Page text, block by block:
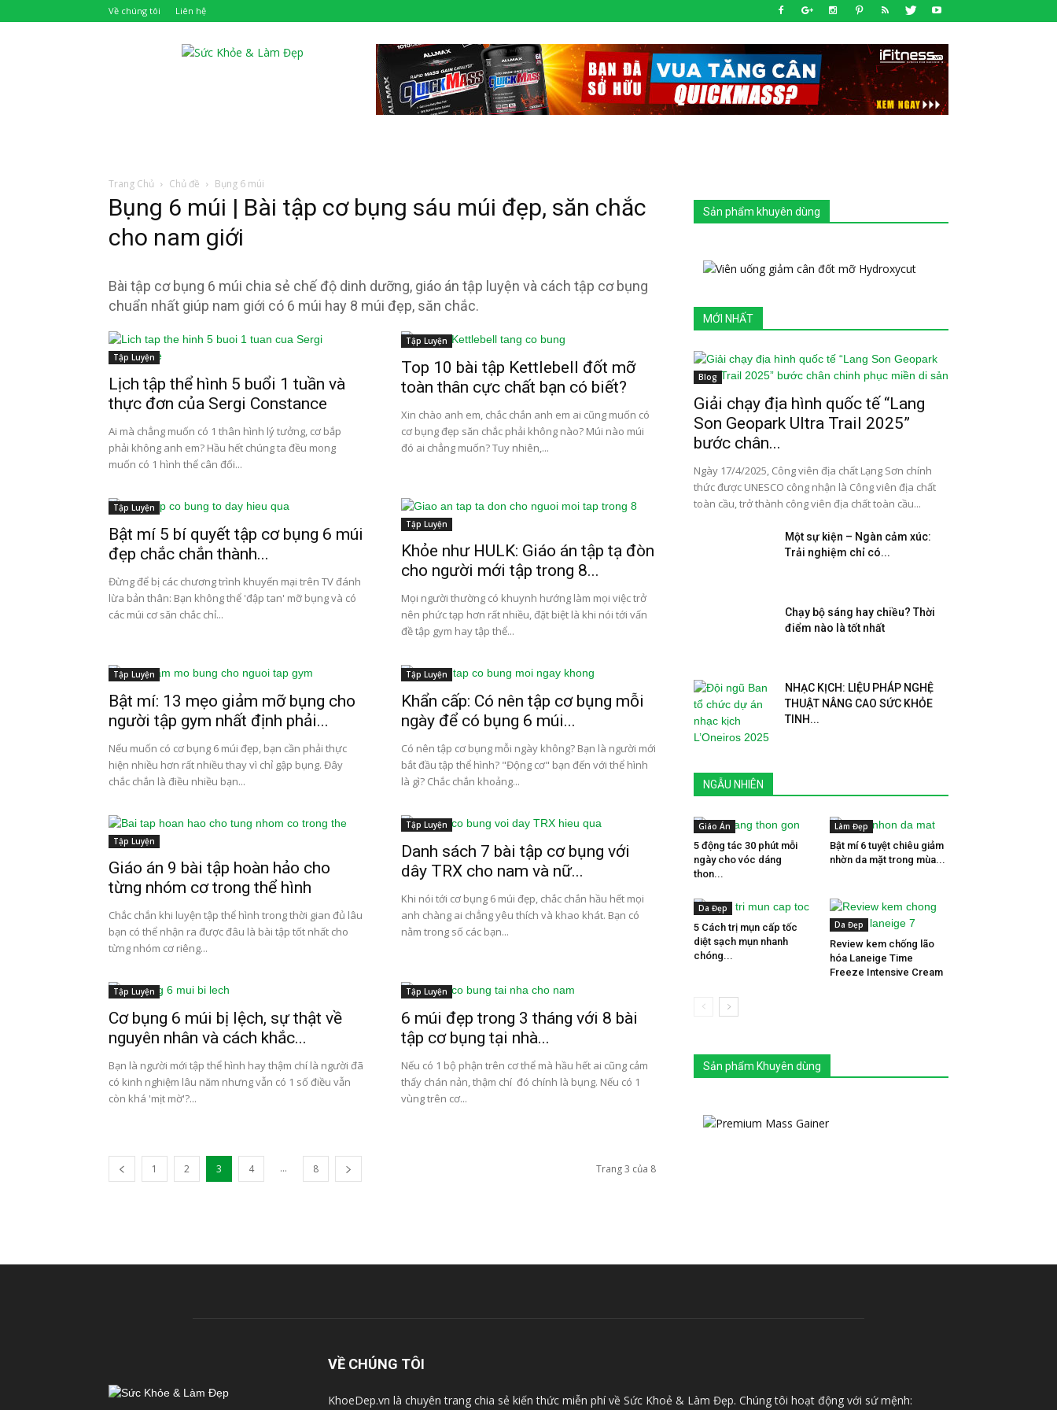
Về chúng tôi Liên hệ
Trang Chủ Chủ đề Bụng 6 múi
Bụng 6 múi | Bài tập cơ bụng sáu múi đẹp, săn chắc
cho nam giới
Bài tập cơ bụng 6 múi chia sẻ chế độ dinh dưỡng, giáo án tập luyện và cách tập cơ bụng
chuẩn nhất giúp nam giới có 6 múi hay 8 múi đẹp, săn chắc.
Tập Luyện
Lịch tập thể hình 5 buổi 1 tuần và
thực đơn của Sergi Constance
Ai mà chẳng muốn có 1 thân hình lý tưởng, cơ bắp
phải không anh em? Hầu hết chúng ta đều mong
muốn có 1 hình thể cân đối...
Tập Luyện
Top 10 bài tập Kettlebell đốt mỡ
toàn thân cực chất bạn có biết?
Xin chào anh em, chắc chắn anh em ai cũng muốn có
cơ bụng đẹp săn chắc phải không nào? Múi nào múi
đó ai chẳng muốn? Tuy nhiên,...
Tập Luyện
Bật mí 5 bí quyết tập cơ bụng 6 múi
đẹp chắc chắn thành...
Đừng để bị các chương trình khuyến mại trên TV đánh
lừa bản thân: Bạn không thể 'đập tan' mỡ bụng và có
các múi cơ săn chắc chỉ...
Tập Luyện
Khỏe như HULK: Giáo án tập tạ đòn
cho người mới tập trong 8...
Mọi người thường có khuynh hướng làm mọi việc trở
nên phức tạp hơn rất nhiều, đặt biệt là khi nói tới vấn
đề tập gym hay tập thể...
Tập Luyện
Bật mí: 13 mẹo giảm mỡ bụng cho
người tập gym nhất định phải...
Nếu muốn có cơ bụng 6 múi đẹp, bạn cần phải thực
hiện nhiều hơn rất nhiều thay vì chỉ gập bụng. Đây
chắc chắn là điều nhiều bạn...
Tập Luyện
Khẩn cấp: Có nên tập cơ bụng mỗi
ngày để có bụng 6 múi...
Có nên tập cơ bụng mỗi ngày không? Bạn là người mới
bắt đầu tập thể hình? "Động cơ" bạn đến với thể hình
là gì? Chắc chắn khoảng...
Tập Luyện
Giáo án 9 bài tập hoàn hảo cho
từng nhóm cơ trong thể hình
Chắc chắn khi luyện tập thể hình trong thời gian đủ lâu
bạn có thể nhận ra được đâu là bài tập tốt nhất cho
từng nhóm cơ riêng...
Tập Luyện
Danh sách 7 bài tập cơ bụng với
dây TRX cho nam và nữ...
Khi nói tới cơ bụng 6 múi đẹp, chắc chắn hầu hết mọi
anh chàng ai chẳng yêu thích và khao khát. Bạn có
nằm trong số các bạn...
Tập Luyện
Cơ bụng 6 múi bị lệch, sự thật về
nguyên nhân và cách khắc...
Bạn là người mới tập thể hình hay thậm chí là người đã
có kinh nghiệm lâu năm nhưng vẫn có 1 số điều vẫn
còn khá 'mịt mờ'?...
Tập Luyện
6 múi đẹp trong 3 tháng với 8 bài
tập cơ bụng tại nhà...
Nếu có 1 bộ phận trên cơ thể mà hầu hết ai cũng cảm
thấy chán nản, thậm chí đó chính là bụng. Nếu có 1
vùng trên cơ...
1 2 3 4 ... 8 Trang 3 của 8
Sản phẩm khuyên dùng
MỚI NHẤT
Blog
Giải chạy địa hình quốc tế “Lang
Son Geopark Ultra Trail 2025”
bước chân...
Ngày 17/4/2025, Công viên địa chất Lạng Sơn chính
thức được UNESCO công nhận là Công viên địa chất
toàn cầu, trở thành công viên địa chất toàn cầu...
Một sự kiện – Ngàn cảm xúc:
Trải nghiệm chỉ có...
Chạy bộ sáng hay chiều? Thời
điểm nào là tốt nhất
NHẠC KỊCH: LIỆU PHÁP NGHỆ
THUẬT NÂNG CAO SỨC KHỎE
TINH...
NGẪU NHIÊN
Giáo Án
5 động tác 30 phút mỗi
ngày cho vóc dáng
thon...
Làm Đẹp
Bật mí 6 tuyệt chiêu giảm
nhờn da mặt trong mùa...
Da Đẹp
5 Cách trị mụn cấp tốc
diệt sạch mụn nhanh
chóng...
Da Đẹp
Review kem chống lão
hóa Laneige Time
Freeze Intensive Cream
Sản phẩm Khuyên dùng
VỀ CHÚNG TÔI
KhoeDep.vn là chuyên trang chia sẻ kiến thức miễn phí về Sức Khoẻ & Làm Đẹp. Chúng tôi hoạt động với sứ mệnh: